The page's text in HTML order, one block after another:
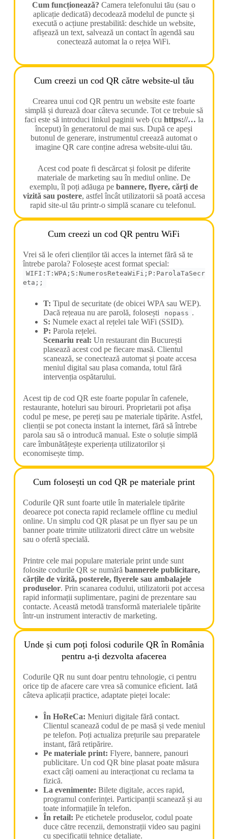
Cum funcționează? Camera telefonului tău (sau o
aplicație dedicată) decodează modelul de puncte și
execută o acțiune prestabilită: deschide un website,
afișează un text, salvează un contact în agendă sau
conectează automat la o rețea WiFi.
Cum creezi un cod QR către website-ul tău
Crearea unui cod QR pentru un website este foarte
simplă și durează doar câteva secunde. Tot ce trebuie să
faci este să introduci linkul paginii web (cu https://… la
început) în generatorul de mai sus. După ce apeși
butonul de generare, instrumentul creează automat o
imagine QR care conține adresa website-ului tău.
Acest cod poate fi descărcat și folosit pe diferite
materiale de marketing sau în mediul online. De
exemplu, îl poți adăuga pebannere, flyere, cărți de
vizită sau postere, astfel încât utilizatorii să poată accesa
rapid site-ul tău printr-o simplă scanare cu telefonul.
Cum creezi un cod QR pentru WiFi
Vrei să le oferi clienților tăi acces la internet fără să te
întrebe parola? Folosește acest format special:
WIFI:T:WPA;S:NumerosReteaWiFi;P:ParolaTaSecr
eta;;
T: Tipul de securitate (de obicei WPA sau WEP).
Dacă rețeaua nu are parolă, folosești
nopass .
S: Numele exact al rețelei tale WiFi (SSID).
P: Parola rețelei.
Scenariu real: Un restaurant din București
plasează acest cod pe fiecare masă. Clientul
scanează, se conectează automat și poate accesa
meniul digital sau plasa comanda, totul fără
intervenția ospătarului.
Acest tip de cod QR este foarte popular în cafenele,
restaurante, hoteluri sau birouri. Proprietarii pot afișa
codul pe mese, pe pereți sau pe materiale tipărite. Astfel,
clienții se pot conecta instant la internet, fără să întrebe
parola sau să o introducă manual. Este o soluție simplă
care îmbunătățește experiența utilizatorilor și
economisește timp.
Cum folosești un cod QR pe materiale print
Codurile QR sunt foarte utile în materialele tipărite
deoarece pot conecta rapid reclamele offline cu mediul
online. Un simplu cod QR plasat pe un flyer sau pe un
banner poate trimite utilizatorii direct către un website
sau o ofertă specială.
Printre cele mai populare materiale print unde sunt
folosite codurile QR se numără bannerele publicitare,
cărțile de vizită, posterele, flyerele sau ambalajele
produselor. Prin scanarea codului, utilizatorii pot accesa
rapid informații suplimentare, pagini de prezentare sau
contacte. Această metodă transformă materialele tipărite
într-un instrument interactiv de marketing.
Unde și cum poți folosi codurile QR în România
pentru a-ți dezvolta afacerea
Codurile QR nu sunt doar pentru tehnologie, ci pentru
orice tip de afacere care vrea să comunice eficient. Iată
câteva aplicații practice, adaptate pieței locale:
În HoReCa: Meniuri digitale fără contact.
Clientul scanează codul de pe masă și vede meniul
pe telefon. Poți actualiza prețurile sau preparatele
instant, fără retipărire.
Pe materiale print: Flyere, bannere, panouri
publicitare. Un cod QR bine plasat poate măsura
exact câți oameni au interacționat cu reclama ta
fizică.
La evenimente: Bilete digitale, acces rapid,
programul conferinței. Participanții scanează și au
toate informațiile în telefon.
În retail: Pe etichetele produselor, codul poate
duce către recenzii, demonstrații video sau pagini
cu specificații tehnice detaliate.